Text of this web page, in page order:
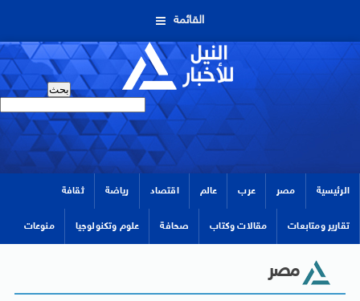
القائمة
الرئيسية مصر عرب عالم اقتصاد رياضة ثقافة
تقارير ومتابعات مقالات وكتاب صحافة علوم وتكنولوجيا منوعات
مصر